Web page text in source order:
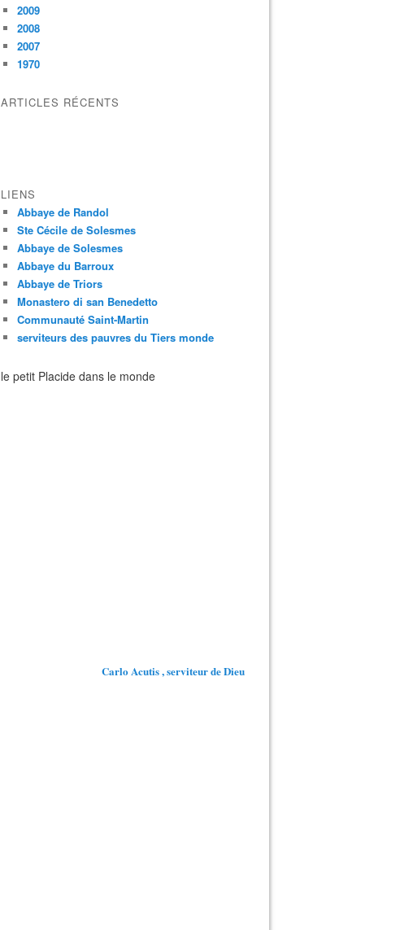
2009
2008
2007
1970
ARTICLES RÉCENTS
LIENS
Abbaye de Randol
Ste Cécile de Solesmes
Abbaye de Solesmes
Abbaye du Barroux
Abbaye de Triors
Monastero di san Benedetto
Communauté Saint-Martin
serviteurs des pauvres du Tiers monde
le petit Placide dans le monde
Carlo Acutis , serviteur de Dieu